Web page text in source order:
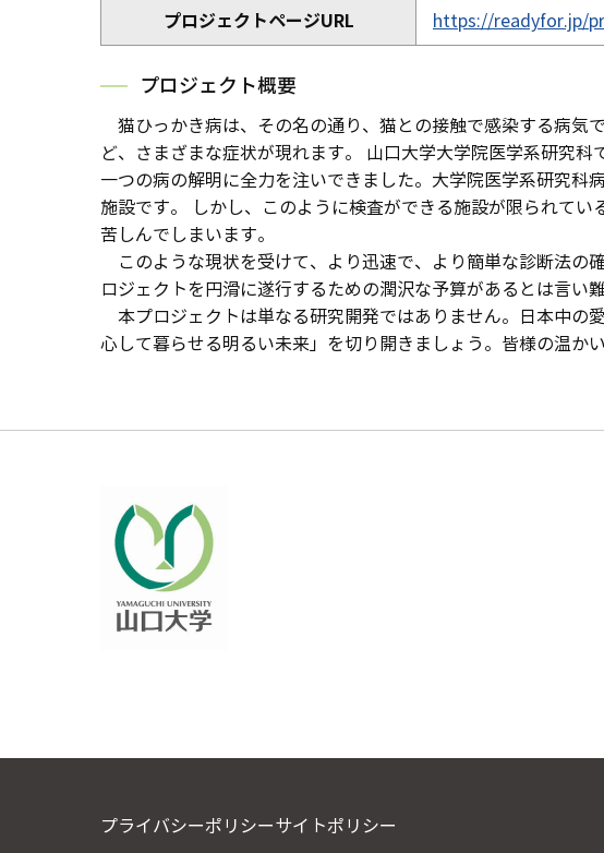
プロジェクトページURL https://readyfor.jp/
プロジェクト概要
猫ひっかき病は、その名の通り、猫との接触で感染する病気
ど、さまざまな症状が現れます。 山口大学大学院医学系研究
一つの病の解明に全力を注いできました。大学院医学系研究
施設です。 しかし、このように検査ができる施設が限られて
苦しんでしまいます。
このような現状を受けて、より迅速で、より簡単な診断法の
ロジェクトを円滑に遂行するための潤沢な予算があるとは言い
本プロジェクトは単なる研究開発ではありません。日本中の
心して暮らせる明るい未来」を切り開きましょう。皆様の温か
プライバシーポリシーサイトポリシー